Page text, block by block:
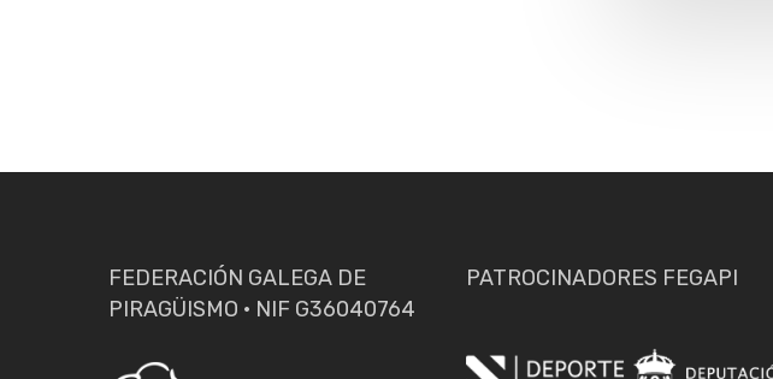
FEDERACIÓN GALEGA DE
PIRAGÜISMO · NIF G36040764
PATROCINADORES FEGAPI